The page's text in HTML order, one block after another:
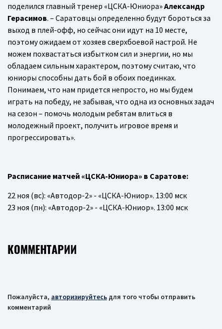
поделился главный тренер «ЦСКА-Юниора»Александр
Герасимов. – Саратовцы определенно будут бороться за
выход в плей-офф, но сейчас они идут на 10 месте,
поэтому ожидаем от хозяев сверхбоевой настрой. Не
можем похвастаться избытком сил и энергии, но мы
обладаем сильным характером, поэтому считаю, что
юниоры способны дать бой в обоих поединках.
Понимаем, что нам придется непросто, но мы будем
играть на победу, не забывая, что одна из основных задач
на сезон – помочь молодым ребятам влиться в
молодежный проект, получить игровое время и
прогрессировать».
Расписание матчей «ЦСКА-Юниора» в Саратове:
22 ноя (вс): «Автодор-2» - «ЦСКА-Юниор». 13:00 мск
23 ноя (пн): «Автодор-2» - «ЦСКА-Юниор». 13:00 мск
КОММЕНТАРИИ
Пожалуйста, авторизируйтесь для того чтобы отправить
комментарий